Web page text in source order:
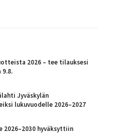
2026 – tee tilauksesi
Jyväskylän
lukuvuodelle 2026–2027
2026–2030 hyväksyttiin